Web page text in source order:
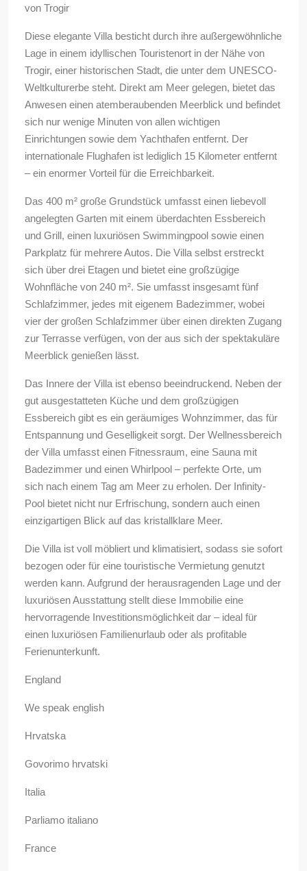
von Trogir
Diese elegante Villa besticht durch ihre außergewöhnliche
Lage in einem idyllischen Touristenort in der Nähe von
Trogir, einer historischen Stadt, die unter dem UNESCO-
Weltkulturerbe steht. Direkt am Meer gelegen, bietet das
Anwesen einen atemberaubenden Meerblick und befindet
sich nur wenige Minuten von allen wichtigen
Einrichtungen sowie dem Yachthafen entfernt. Der
internationale Flughafen ist lediglich 15 Kilometer entfernt
– ein enormer Vorteil für die Erreichbarkeit.
Das 400 m² große Grundstück umfasst einen liebevoll
angelegten Garten mit einem überdachten Essbereich
und Grill, einen luxuriösen Swimmingpool sowie einen
Parkplatz für mehrere Autos. Die Villa selbst erstreckt
sich über drei Etagen und bietet eine großzügige
Wohnfläche von 240 m². Sie umfasst insgesamt fünf
Schlafzimmer, jedes mit eigenem Badezimmer, wobei
vier der großen Schlafzimmer über einen direkten Zugang
zur Terrasse verfügen, von der aus sich der spektakuläre
Meerblick genießen lässt.
Das Innere der Villa ist ebenso beeindruckend. Neben der
gut ausgestatteten Küche und dem großzügigen
Essbereich gibt es ein geräumiges Wohnzimmer, das für
Entspannung und Geselligkeit sorgt. Der Wellnessbereich
der Villa umfasst einen Fitnessraum, eine Sauna mit
Badezimmer und einen Whirlpool – perfekte Orte, um
sich nach einem Tag am Meer zu erholen. Der Infinity-
Pool bietet nicht nur Erfrischung, sondern auch einen
einzigartigen Blick auf das kristallklare Meer.
Die Villa ist voll möbliert und klimatisiert, sodass sie sofort
bezogen oder für eine touristische Vermietung genutzt
werden kann. Aufgrund der herausragenden Lage und der
luxuriösen Ausstattung stellt diese Immobilie eine
hervorragende Investitionsmöglichkeit dar – ideal für
einen luxuriösen Familienurlaub oder als profitable
Ferienunterkunft.
England
We speak english
Hrvatska
Govorimo hrvatski
Italia
Parliamo italiano
France